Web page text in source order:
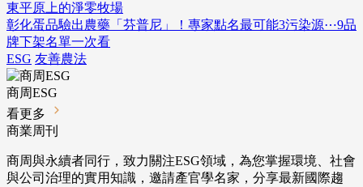
東平原上的淨零牧場
彰化蛋品驗出農藥「芬普尼」！專家點名最可能3污染源⋯9品
牌下架名單一次看
ESG 友善農法
商周ESG
看更多
商業周刊
商周與永續者同行，致力關注ESG領域，為您掌握環境、社會
與公司治理的實用知識，邀請產官學名家，分享最新國際趨